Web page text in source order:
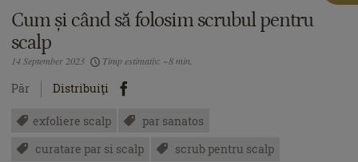
Cum și când să folosim scrubul pentru
scalp
14 September 2023 Timp estimativ: ~8 min.
Păr Distribuiţi
exfoliere scalp
par sanatos
curatare par si scalp
scrub pentru scalp